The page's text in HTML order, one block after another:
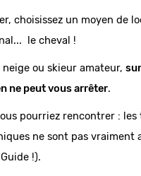
choisissez un moyen de
le cheval !
ou skieur amateur,
ne peut vous arrêter.
pourriez rencontrer : les
ne sont pas vraiment
!).